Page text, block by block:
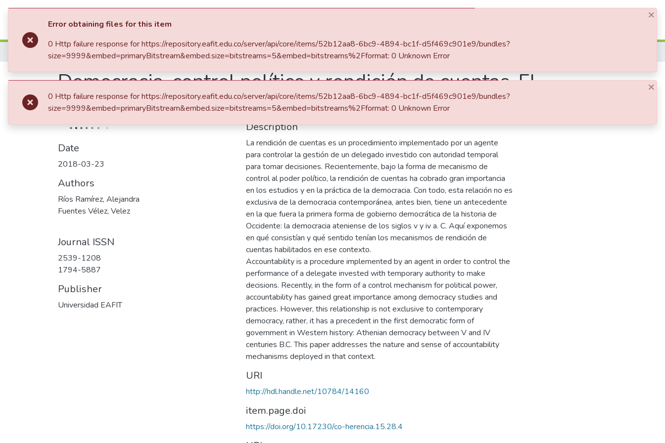
Communities & Collections
Home
Democracia, control político y rendición de cuentas. El
antecedente griego
Date
2018-03-23
Authors
Ríos Ramírez, Alejandra
Fuentes Vélez, Velez
Journal ISSN
2539-1208
1794-5887
Publisher
Universidad EAFIT
Description
La rendición de cuentas es un procedimiento implementado por un agente
para controlar la gestión de un delegado investido con autoridad temporal
para tomar decisiones. Recientemente, bajo la forma de mecanismo de
control al poder político, la rendición de cuentas ha cobrado gran importancia
en los estudios y en la práctica de la democracia. Con todo, esta relación no es
exclusiva de la democracia contemporánea, antes bien, tiene un antecedente
en la que fuera la primera forma de gobierno democrática de la historia de
Occidente: la democracia ateniense de los siglos v y iv a. C. Aquí exponemos
en qué consistían y qué sentido tenían los mecanismos de rendición de
cuentas habilitados en ese contexto.
Accountability is a procedure implemented by an agent in order to control the
performance of a delegate invested with temporary authority to make
decisions. Recently, in the form of a control mechanism for political power,
accountability has gained great importance among democracy studies and
practices. However, this relationship is not exclusive to contemporary
democracy, rather, it has a precedent in the first democratic form of
government in Western history: Athenian democracy between V and IV
centuries B.C. This paper addresses the nature and sense of accountability
mechanisms deployed in that context.
URI
http://hdl.handle.net/10784/14160
item.page.doi
https://doi.org/10.17230/co-herencia.15.28.4
×
Error obtaining files for this item
0 Http failure response for https://repository.eafit.edu.co/server/api/core/items/52b12aa8-6bc9-4894-bc1f-d5f469c901e9/bundles?
size=9999&embed=primaryBitstream&embed.size=bitstreams=5&embed=bitstreams%2Fformat: 0 Unknown Error
×
0 Http failure response for https://repository.eafit.edu.co/server/api/core/items/52b12aa8-6bc9-4894-bc1f-d5f469c901e9/bundles?
size=9999&embed=primaryBitstream&embed.size=bitstreams=5&embed=bitstreams%2Fformat: 0 Unknown Error